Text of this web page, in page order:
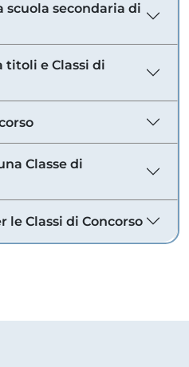
scuola secondaria di
titoli e Classi di
Classe di
le Classi di Concorso